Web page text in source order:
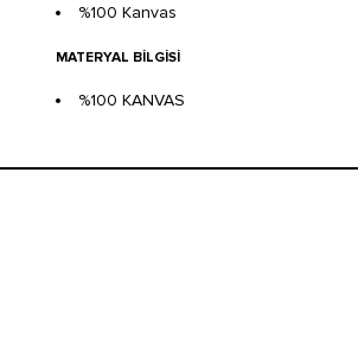
%100 Kanvas
MATERYAL BILGISI
%100 KANVAS